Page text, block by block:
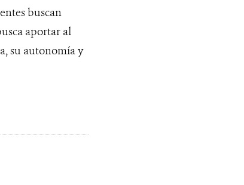
buscan
aportar al
su autonomía y